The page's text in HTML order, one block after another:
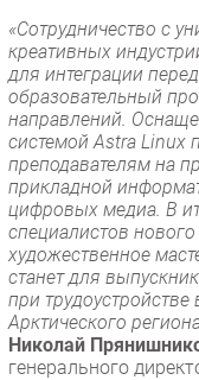
«Сотрудничество с
креативных
для интеграции
образовательный
направлений.
системой Astra Linux
преподавателям на
прикладной
цифровых медиа. В
специалистов
художественное
станет для
при
Арктического
Николай
генерального